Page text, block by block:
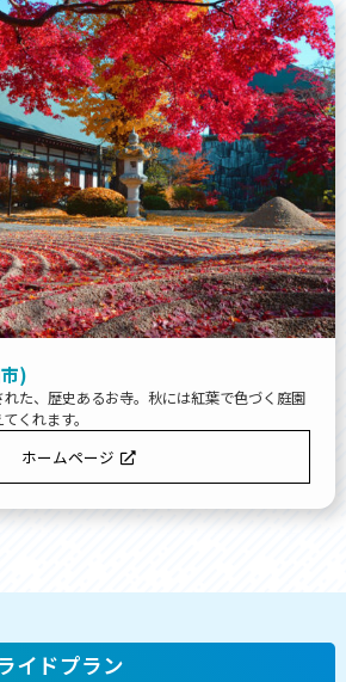
)
た、歴史あるお寺。秋には紅葉で色づく庭園
くれます。
ホームページ
イドプラン